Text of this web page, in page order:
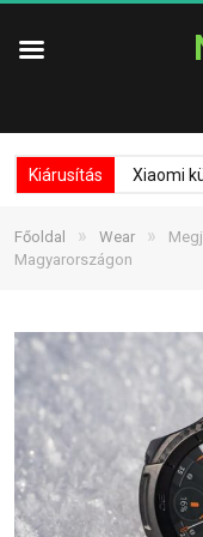
Kiárusítás Xiaomi
Főoldal » Wear »
Magyarországon